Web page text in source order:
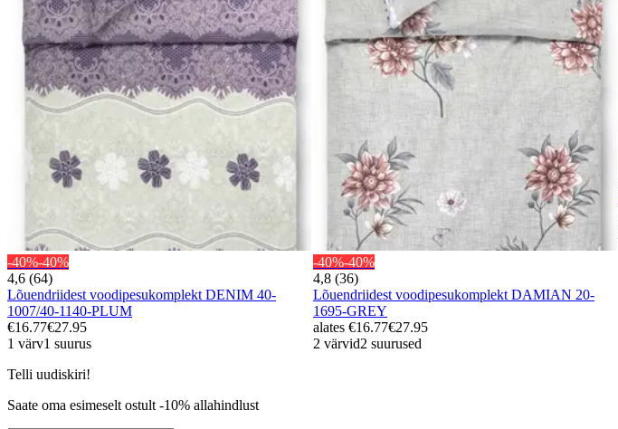
-40%-40%
4,6 (64)
Lõuendriidest voodipesukomplekt DENIM 40-
1007/40-1140-PLUM
€16.77€27.95
1 värv1 suurus
-40%-40%
4,8 (36)
Lõuendriidest voodipesukomplekt DAMIAN 20-
1695-GREY
alates €16.77€27.95
2 värvid2 suurused
Telli uudiskiri!
Saate oma esimeselt ostult -10% allahindlust